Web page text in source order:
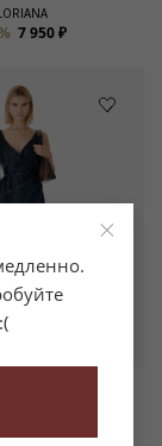
7 950 ₽
КРОЯ ИЗ ДЕНИМА
22 950 ₽
×